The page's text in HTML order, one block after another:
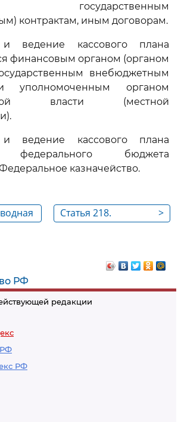
РФ
редакции
РФ
государственным
контрактам, иным договорам.
и ведение кассового плана
финансовым органом (органом
внебюджетным
уполномоченным органом
власти (местной
и ведение кассового плана
федерального бюджета
казначейство.
>
Статья 218.